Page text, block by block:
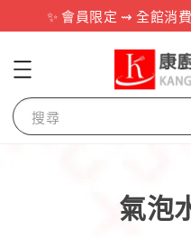
✨ 會員限定 ⇝ 全館消
搜尋
氣泡